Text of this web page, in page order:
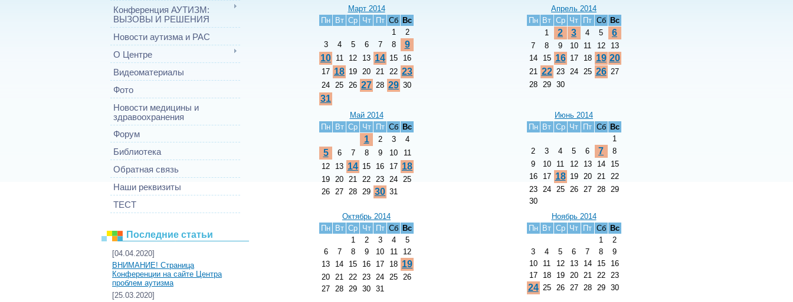
Конференция АУТИЗМ:
ВЫЗОВЫ И РЕШЕНИЯ
Новости аутизма и РАС
О Центре
Видеоматериалы
Фото
Новости медицины и
здравоохранения
Форум
Библиотека
Обратная связь
Наши реквизиты
ТЕСТ
Последние статьи
[04.04.2020]
ВНИМАНИЕ! Страница
Конференции на сайте Центра
проблем аутизма
[25.03.2020]
Март 2014
Пн
Вт Ср Чт Пт Сб Вс
1
2
3
4 5 6 7 8
9
10 11 12 13 14 15
16
17 18 19 20 21 22 23
24 25 26 27 28 29 30
31
Апрель 2014
Пн
Вт Ср Чт Пт Сб
Вс
1
2 3 4 5 6
7 8 9 10 11 12
13
14
15 16 17 18 19 20
21 22 23 24 25 26 27
28
29 30
Май 2014
Пн
Вт Ср Чт Пт Сб Вс
1 2 3 4
5 6 7 8 9 10
11
12
13 14 15 16 17 18
19 20 21 22 23 24 25
26 27 28 29 30 31
Июнь 2014
Пн
Вт Ср Чт Пт Сб
Вс
1
2
3 4 5 6 7
8
9
10 11 12 13 14
15
16
17 18 19 20 21
22
23
24 25 26 27 28
29
30
Октябрь 2014
Пн
Вт Ср Чт Пт Сб Вс
1
2 3 4
5
6
7 8 9 10 11
12
13
14 15 16 17 18 19
20 21 22 23 24 25 26
27 28 29 30 31
Ноябрь 2014
Пн
Вт Ср Чт Пт Сб
Вс
1
2
3
4 5 6 7 8
9
10
11 12 13 14 15
16
17
18 19 20 21 22 23
24 25 26 27 28 29 30